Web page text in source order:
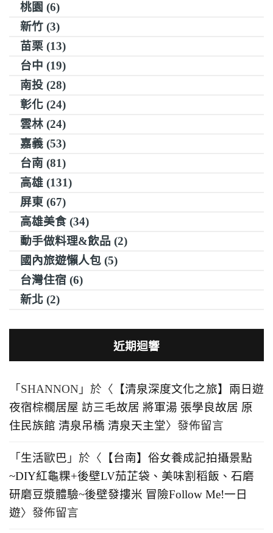
桃園 (6)
新竹 (3)
苗栗 (13)
台中 (19)
南投 (28)
彰化 (24)
雲林 (24)
嘉義 (53)
台南 (81)
高雄 (131)
屏東 (67)
高雄美食 (34)
動手做料理&飲品 (2)
國內旅遊懶人包 (5)
台灣住宿 (6)
新北 (2)
近期迴響
「 SHANNON 」於〈 【清泉深度文化之旅】兩日遊
夜宿棕櫚居屋 訪三毛故居 將軍湯 張學良故居 原
住民族館 清泉吊橋 清泉天主堂〉發佈留言
「 生活歐巴 」於〈 【台南】俗女養成記拍攝景點
~DIY紅龜粿+後壁LV茄芷袋、美味割稻飯、石磨
研磨豆漿體驗~後壁發摟米 冒險Follow Me!一日
遊〉發佈留言